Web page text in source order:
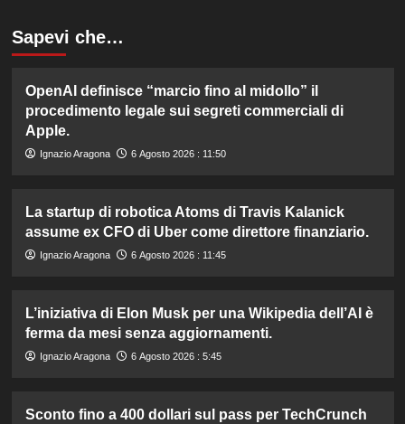
Sapevi che…
OpenAI definisce “marcio fino al midollo” il
procedimento legale sui segreti commerciali di
Apple.
Ignazio Aragona 6 Agosto 2026 : 11:50
La startup di robotica Atoms di Travis Kalanick
assume ex CFO di Uber come direttore finanziario.
Ignazio Aragona 6 Agosto 2026 : 11:45
L’iniziativa di Elon Musk per una Wikipedia dell’AI è
ferma da mesi senza aggiornamenti.
Ignazio Aragona 6 Agosto 2026 : 5:45
Sconto fino a 400 dollari sul pass per TechCrunch